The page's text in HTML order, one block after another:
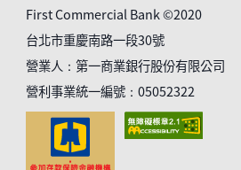
First Commercial Bank ©2020
台北市重慶南路一段30號
營業人：第一商業銀行股份有限公司
營利事業統一編號：05052322